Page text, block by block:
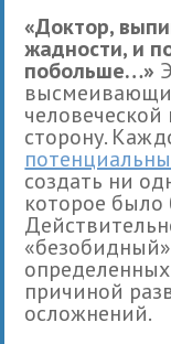
«Доктор,
жадности, и
побольше…»
сторону.
создать ни
которое
причиной
осложнений.